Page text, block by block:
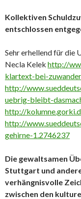
Kollektiven
entschlossen
Sehr erhellend für die
Necla Kelek http://
klartext-bei-
http://
uebrig-bleibt-
http://
http://
gehirne-1.2746237
Die gewaltsamen
Stuttgart und
verhängnisvolle
zwischen den